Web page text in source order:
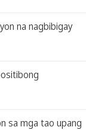
na nagbibigay
sa mga tao upang